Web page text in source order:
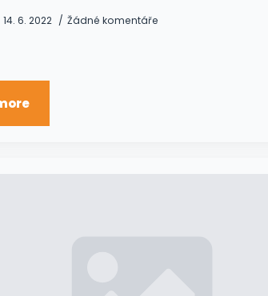
14. 6. 2022 Žádné komentáře